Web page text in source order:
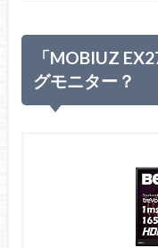
「MOBIUZ
グモニター？